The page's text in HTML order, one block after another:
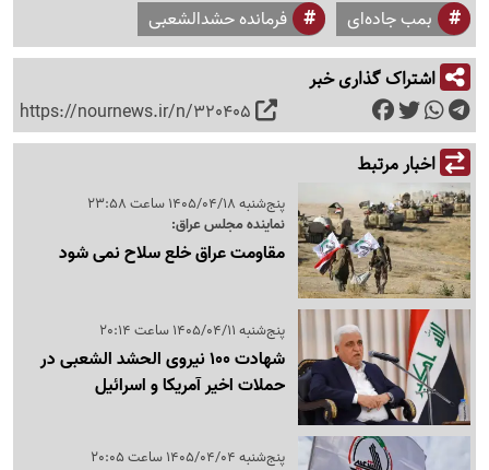
بمب جاده‌ای
فرمانده حشدالشعبی
اشتراک گذاری خبر
https://nournews.ir/n/320405
اخبار مرتبط
پنج‌شنبه 1405/04/18 ساعت 23:58
نماینده مجلس عراق:
مقاومت عراق خلع سلاح نمی شود
پنج‌شنبه 1405/04/11 ساعت 20:14
شهادت 100 نیروی الحشد الشعبی در
حملات اخیر آمریکا و اسرائیل
پنج‌شنبه 1405/04/04 ساعت 20:05